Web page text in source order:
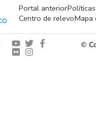
Portal anterior
Centro de relevoMapa
©